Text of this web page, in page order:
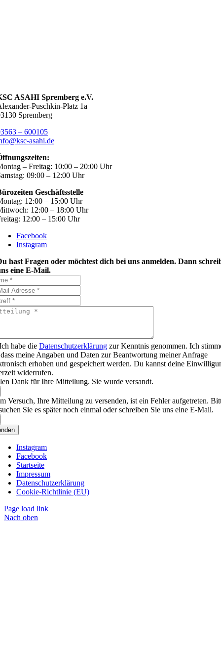
ASAHI Spremberg e.V.
Puschkin-Platz 1a
Spremberg
– 600105
asahi.de
– Freitag: 10:00 – 20:00 Uhr
09:00 – 12:00 Uhr
Geschäftsstelle
12:00 – 15:00 Uhr
12:00 – 18:00 Uhr
12:00 – 15:00 Uhr
Facebook
Instagram
hast Fragen oder möchtest dich bei uns anmelden. Dann
eine E-Mail.
habe die Datenschutzerklärung zur Kenntnis genommen. Ich
meine Angaben und Daten zur Beantwortung meiner Anfrage
erhoben und gespeichert werden. Du kannst deine
widerrufen.
Dank für Ihre Mitteilung. Sie wurde versandt.
Versuch, Ihre Mitteilung zu versenden, ist ein Fehler aufgetreten.
Sie es später noch einmal oder schreiben Sie uns eine E-Mail.
Instagram
Facebook
Startseite
Impressum
Datenschutzerklärung
Cookie-Richtlinie (EU)
Page load link
Nach oben